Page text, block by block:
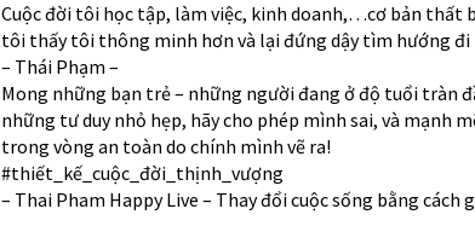
Cuộc đời tôi học tập, làm việc, kinh doanh,…cơ bản
tôi thấy tôi thông minh hơn và lại đứng dậy tìm hướng
– Thái Phạm –
Mong những bạn trẻ – những người đang ở độ tuổi tràn
những tư duy nhỏ hẹp, hãy cho phép mình sai, và mạnh
trong vòng an toàn do chính mình vẽ ra!
#thiết_kế_cuộc_đời_thịnh_vượng
– Thai Pham Happy Live – Thay đổi cuộc sống bằng